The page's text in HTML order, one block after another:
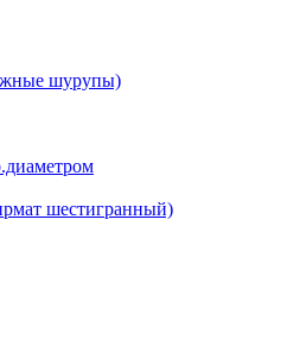
шурупы)
шестигранный)